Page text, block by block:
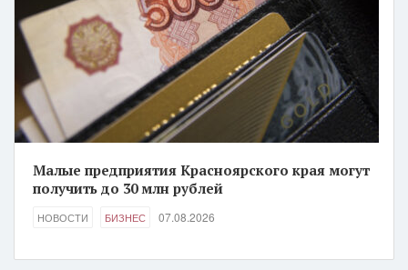
Малые предприятия Красноярского края могут
получить до 30 млн рублей
НОВОСТИ БИЗНЕС 07.08.2026